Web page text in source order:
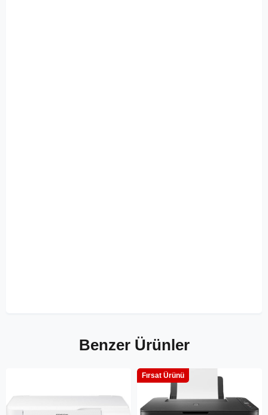
Benzer Ürünler
Fırsat Ürünü